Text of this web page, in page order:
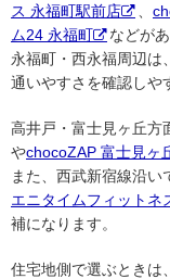
ス 永福町駅前店
ム24 永福町
などがあ
永福町・西永福周辺は
通いやすさを確認しや
高井戸・富士見ヶ丘方
やchocoZAP 富士見ヶ
また、西武新宿線沿い
エニタイムフィットネ
補になります。
住宅地側で選ぶときは